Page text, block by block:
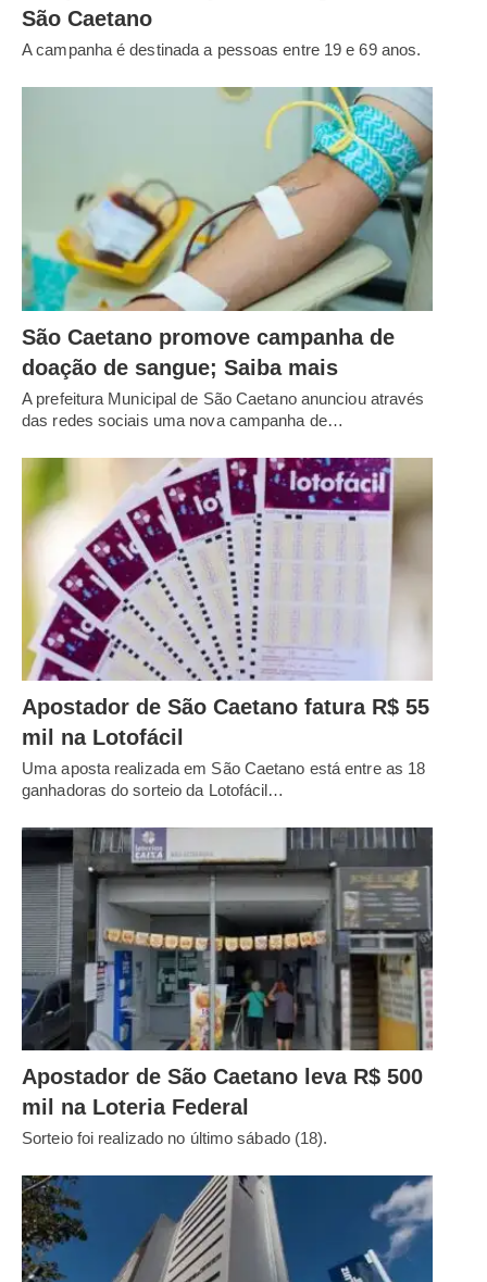
São Caetano
A campanha é destinada a pessoas entre 19 e 69 anos.
São Caetano promove campanha de
doação de sangue; Saiba mais
A prefeitura Municipal de São Caetano anunciou através
das redes sociais uma nova campanha de…
Apostador de São Caetano fatura R$ 55
mil na Lotofácil
Uma aposta realizada em São Caetano está entre as 18
ganhadoras do sorteio da Lotofácil…
Apostador de São Caetano leva R$ 500
mil na Loteria Federal
Sorteio foi realizado no último sábado (18).